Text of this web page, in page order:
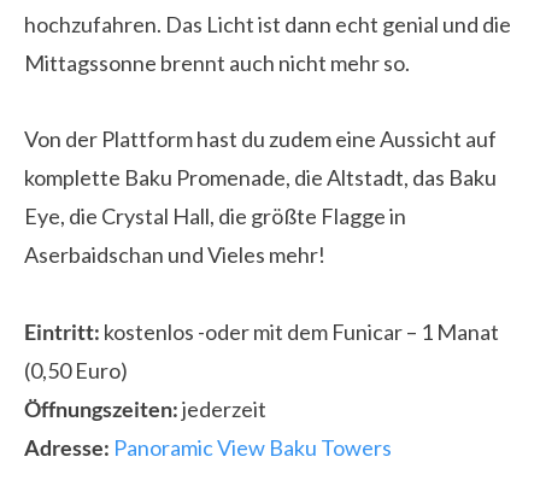
hochzufahren. Das Licht ist dann echt genial und die
Mittagssonne brennt auch nicht mehr so.
Von der Plattform hast du zudem eine Aussicht auf
komplette Baku Promenade, die Altstadt, das Baku
Eye, die Crystal Hall, die größte Flagge in
Aserbaidschan und Vieles mehr!
Eintritt: kostenlos -oder mit dem Funicar – 1 Manat
(0,50 Euro)
Öffnungszeiten:jederzeit
Adresse: Panoramic View Baku Towers